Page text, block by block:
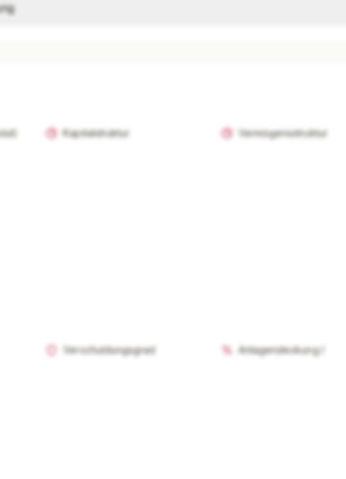
nur mit Plus
Kapitalstruktur Vermögensstruktur
Verschuldungsgrad Anlagendeckung I